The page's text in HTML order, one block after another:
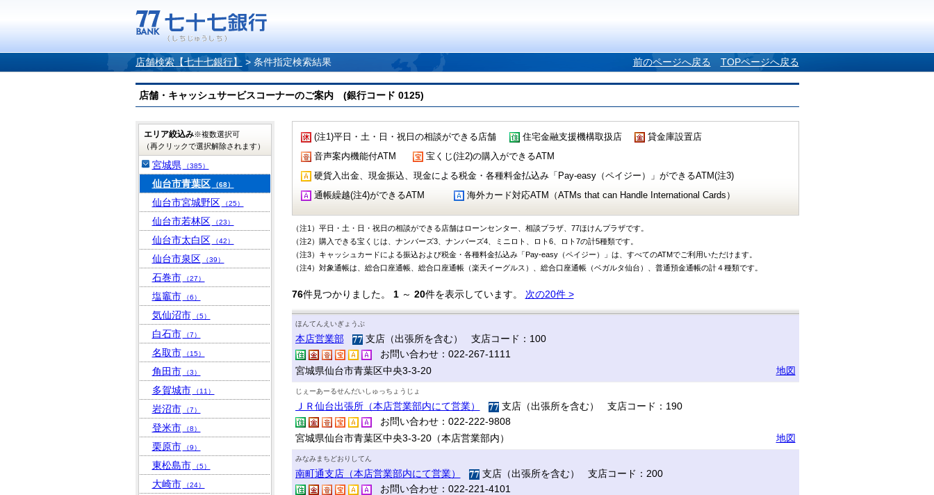
店舗検索【七十七銀行】 > 条件指定検索結果 前のページへ戻る TOPページへ戻る
店舗・キャッシュサービスコーナーのご案内 (銀行コード 0125)
(注1)平日・土・日・祝日の相談ができる店舗 住宅金融支援機構取扱店
貸金庫設置店
音声案内機能付ATM
宝くじ(注2)の購入ができるATM
硬貨入出金、現金振込、現金による税金・各種料金払込み「Pay-easy（ペイジー）」ができるATM(注3)
通帳繰越(注4)ができるATM
海外カード対応ATM（ATMs that can Handle International Cards）
（注1）平日・土・日・祝日の相談ができる店舗はローンセンター、相談プラザ、77ほけんプラザです。
（注2）購入できる宝くじは、ナンバーズ3、ナンバーズ4、ミニロト、ロト6、ロト7の計5種類です。
（注3）キャッシュカードによる振込および税金・各種料金払込み「Pay-easy（ペイジー）」は、すべてのATMでご利用いただけます。
（注4）対象通帳は、総合口座通帳、総合口座通帳（楽天イーグルス）、総合口座通帳（ベガルタ仙台）、普通預金通帳の計４種類です。
76件見つかりました。 1～ 20件を表示しています。 次の20件 >
ほんてんえいぎょうぶ
本店営業部
支店（出張所を含む） 支店コード：100
お問い合わせ：022-267-1111
宮城県仙台市青葉区中央3-3-20
地図
じぇーあーるせんだいしゅっちょうじょ
ＪＲ仙台出張所（本店営業部内にて営業）
支店（出張所を含む） 支店コード：190
お問い合わせ：022-222-9808
宮城県仙台市青葉区中央3-3-20（本店営業部内）
地図
みなみまちどおりしてん
南町通支店（本店営業部内にて営業）
支店（出張所を含む） 支店コード：200
お問い合わせ：022-221-4101
エリア絞込み※複数選択可
（再クリックで選択解除されます）
宮城県 （385）
仙台市青葉区 （68）
仙台市宮城野区 （25）
仙台市若林区 （23）
仙台市太白区 （42）
仙台市泉区 （39）
石巻市 （27）
塩竈市 （6）
気仙沼市 （5）
白石市 （7）
名取市 （15）
角田市 （3）
多賀城市 （11）
岩沼市 （7）
登米市 （8）
栗原市 （9）
東松島市 （5）
大崎市 （24）